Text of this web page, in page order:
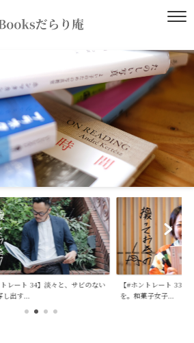
【#ホントレート 33】失われゆくものに愛
を。和菓子女子...
【#ホント
を。マーケ